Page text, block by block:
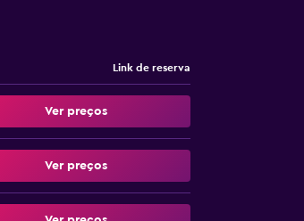
Link de reserva
Ver preços
Ver preços